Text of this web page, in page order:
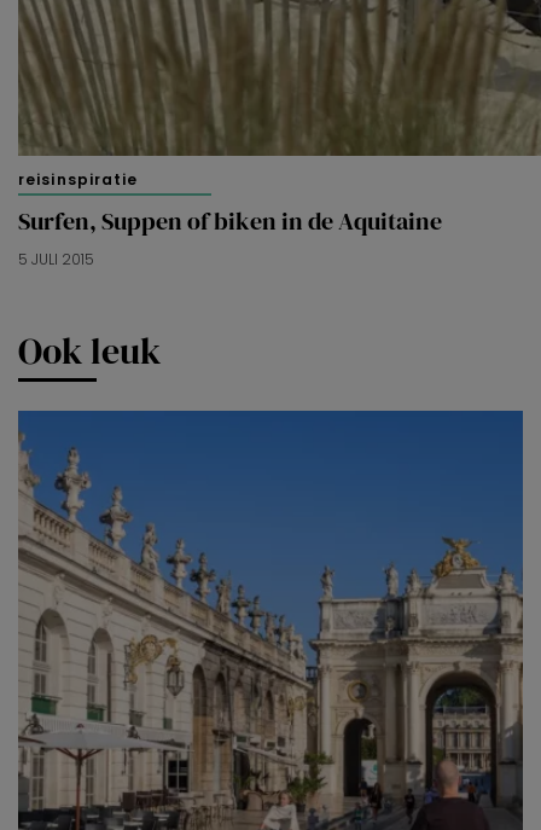
reisinspiratie
Surfen, Suppen of biken in de Aquitaine
5 JULI 2015
Ook leuk